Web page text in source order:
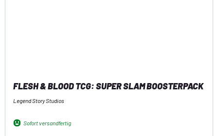
FLESH & BLOOD TCG: SUPER SLAM BOOSTERPACK
Legend Story Studios
Sofort versandfertig